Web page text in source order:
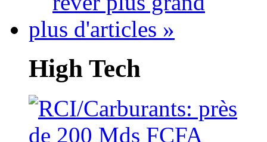
plus d'articles »
High Tech